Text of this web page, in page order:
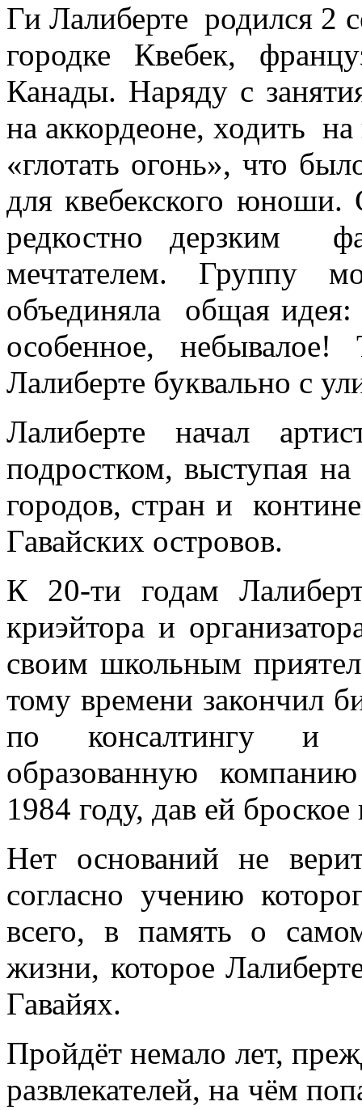
Ги Лалиберте родился 2
городке Квебек,
Канады. Наряду с
на аккордеоне, ходить
«глотать огонь», что
для квебекского
редкостно дерзким
мечтателем. Группу
объединяла общая идея:
особенное,
Лалиберте буквально с
Лалиберте начал
подростком, выступая
городов, стран и
Гавайских островов.
К 20-ти годам
криэйтора и
своим школьным
тому времени закончил
по консалтингу и
образованную
1984 году, дав ей
Нет оснований не
согласно учению
всего, в память о
жизни, которое
Гавайях.
Пройдёт немало лет,
развлекателей, на чём